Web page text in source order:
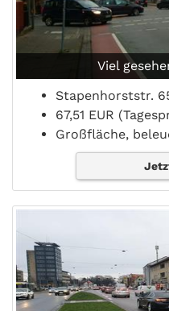
Viel
Stapenhorststr.
67,51 EUR
Großfläche,